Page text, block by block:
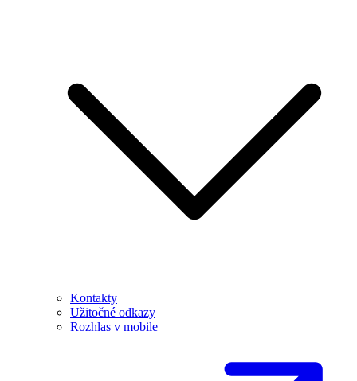
Kontakty
Užitočné odkazy
Rozhlas v mobile